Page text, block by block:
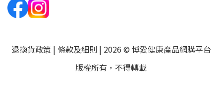
退換貨政策 | 條款及細則 | 2026 © 博愛健康產品網購平台
版權所有，不得轉載